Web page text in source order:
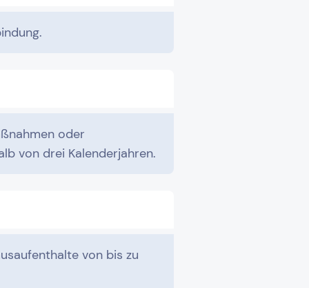
oder
von drei Kalenderjahren.
von bis zu